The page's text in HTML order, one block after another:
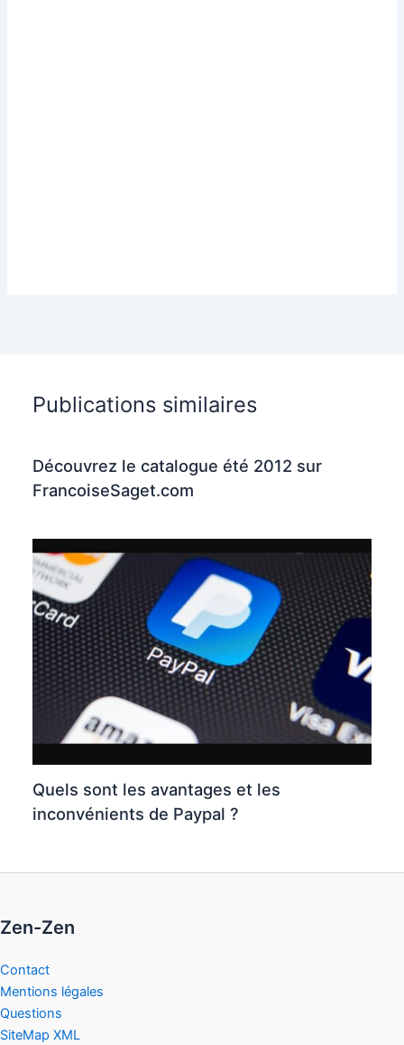
Publications similaires
Découvrez le catalogue été 2012 sur
FrancoiseSaget.com
Quels sont les avantages et les
inconvénients de Paypal ?
Zen-Zen
Contact
Mentions légales
Questions
SiteMap XML